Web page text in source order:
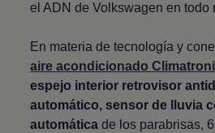
el ADN de Volkswagen en todo
En materia de tecnología y
aire acondicionado
espejo interior retrovisor
automático, sensor de lluvia
automática de los parabrisas,